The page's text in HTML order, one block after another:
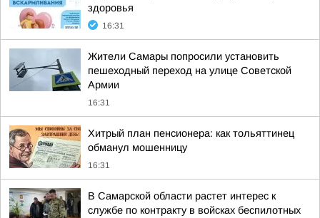
здоровья
16:31
Жители Самары попросили установить
пешеходный переход на улице Советской
Армии
16:31
Хитрый план пенсионера: как тольяттинец
обманул мошенницу
16:31
В Самарской области растет интерес к
службе по контракту в войсках беспилотных